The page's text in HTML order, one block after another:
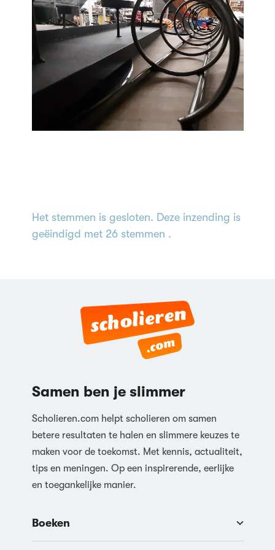
Het stemmen is gesloten. Deze inzending is
geëindigd met 26 stemmen .
Samen ben je slimmer
Scholieren.com helpt scholieren om samen
betere resultaten te halen en slimmere keuzes te
maken voor de toekomst. Met kennis, actualiteit,
tips en meningen. Op een inspirerende, eerlijke
en toegankelijke manier.
Boeken